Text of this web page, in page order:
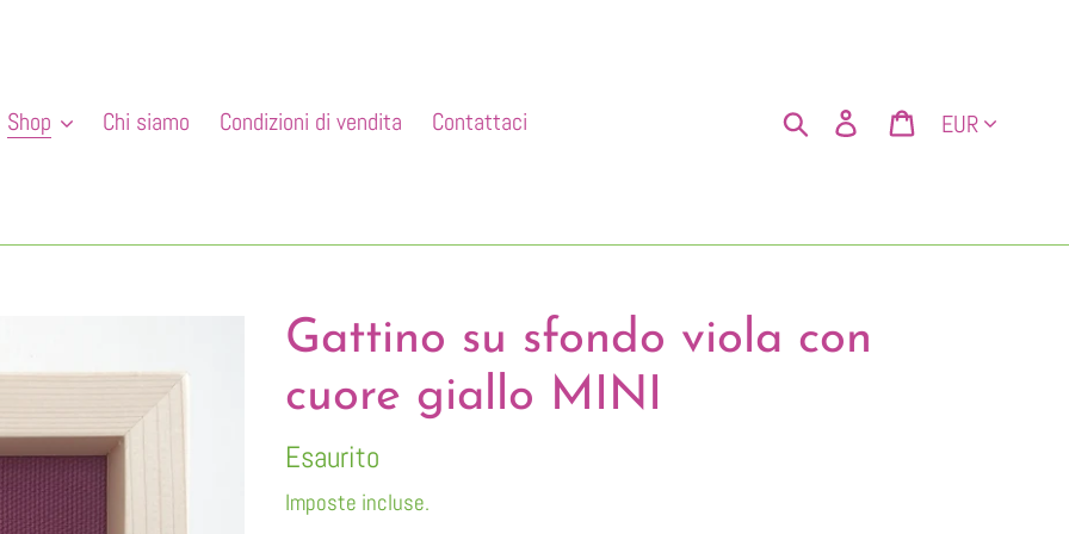
Shop Chi siamo Condizioni di vendita Contattaci Cerca Accedi Carrello
Valuta
Gattino su sfondo viola con
cuore giallo MINI
Disponibilità
Esaurito
Imposte incluse.